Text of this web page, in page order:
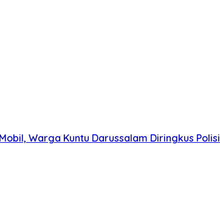
Warga Kuntu Darussalam Diringkus Polisi